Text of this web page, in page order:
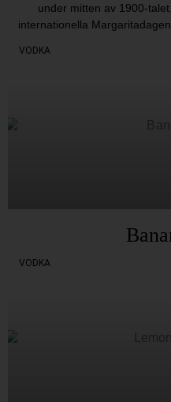
under mitten av 1900-
internationella
VODKA
VODKA